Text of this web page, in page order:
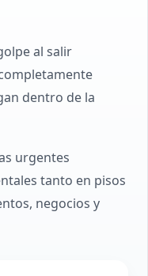
al salir
dentro de la
urgentes
tanto en pisos
negocios y